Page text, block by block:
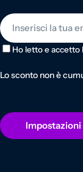
E-mail
Ho letto e accetto
Lo sconto non è